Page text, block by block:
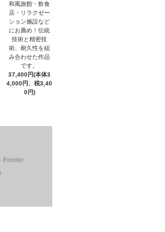
和風旅館・飲食
店・リラクゼー
ション施設など
にお薦め！伝統
技術と精密技
術、耐久性を組
み合わせた作品
です。
37,400円(本体3
4,000円、税3,40
0円)